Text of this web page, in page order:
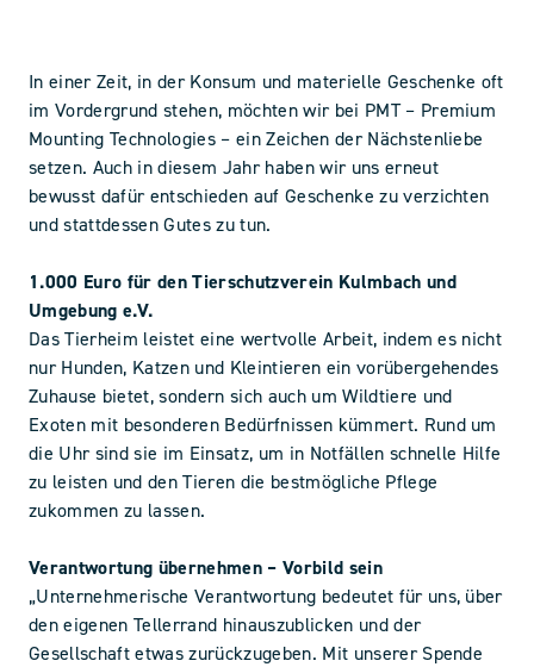
In einer Zeit, in der Konsum und materielle Geschenke oft
im Vordergrund stehen, möchten wir bei PMT – Premium
Mounting Technologies – ein Zeichen der Nächstenliebe
setzen. Auch in diesem Jahr haben wir uns erneut
bewusst dafür entschieden auf Geschenke zu verzichten
und stattdessen Gutes zu tun.
1.000 Euro für den Tierschutzverein Kulmbach und
Umgebung e.V.
Das Tierheim leistet eine wertvolle Arbeit, indem es nicht
nur Hunden, Katzen und Kleintieren ein vorübergehendes
Zuhause bietet, sondern sich auch um Wildtiere und
Exoten mit besonderen Bedürfnissen kümmert. Rund um
die Uhr sind sie im Einsatz, um in Notfällen schnelle Hilfe
zu leisten und den Tieren die bestmögliche Pflege
zukommen zu lassen.
Verantwortung übernehmen – Vorbild sein
„Unternehmerische Verantwortung bedeutet für uns, über
den eigenen Tellerrand hinauszublicken und der
Gesellschaft etwas zurückzugeben. Mit unserer Spende